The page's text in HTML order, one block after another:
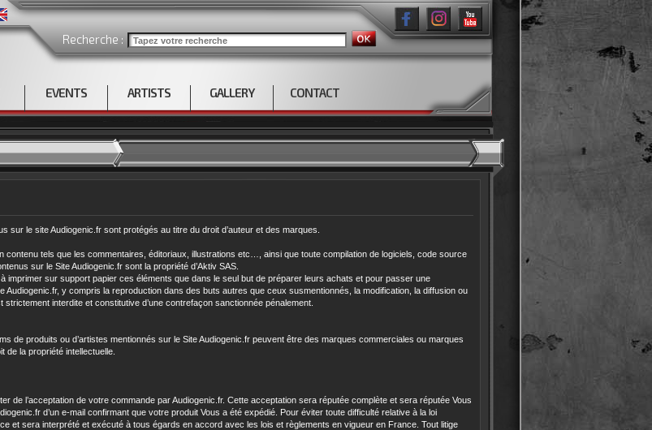
Recherche :
EVENTS ARTISTS GALLERY CONTACT
sur le site Audiogenic.fr sont protégés au titre du droit d’auteur et des marques.
contenu tels que les commentaires, éditoriaux, illustrations etc…, ainsi que toute compilation de logiciels, code source
sur le Site Audiogenic.fr sont la propriété d’Aktiv SAS.
imprimer sur support papier ces éléments que dans le seul but de préparer leurs achats et pour passer une
Audiogenic.fr, y compris la reproduction dans des buts autres que ceux susmentionnés, la modification, la diffusion ou
interdite et constitutive d’une contrefaçon sanctionnée pénalement.
de produits ou d’artistes mentionnés sur le Site Audiogenic.fr peuvent être des marques commerciales ou marques
la propriété intellectuelle.
de l’acceptation de votre commande par Audiogenic.fr. Cette acceptation sera réputée complète et sera réputée Vous
d’un e-mail confirmant que votre produit Vous a été expédié. Pour éviter toute difficulté relative à la loi
et sera interprété et exécuté à tous égards en accord avec les lois et règlements en vigueur en France. Tout litige